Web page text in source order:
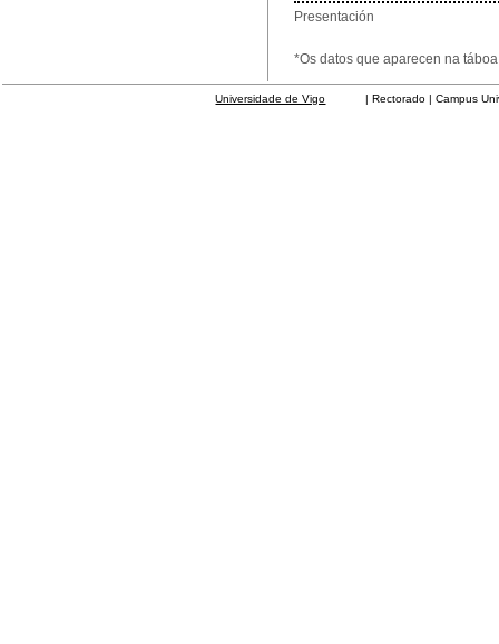
Presentación
*Os datos que aparecen na
Universidade de Vigo | Rectorado | Campus